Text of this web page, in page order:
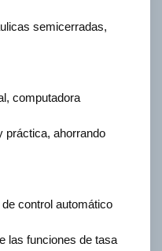
semicerradas,
computadora
práctica, ahorrando
control automático
las funciones de tasa